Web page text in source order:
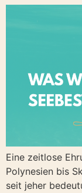
Eine zeitlose
Polynesien bis
seit jeher